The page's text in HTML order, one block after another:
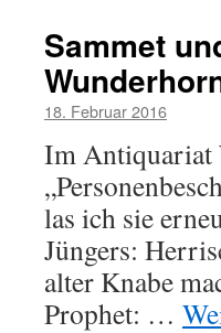
Sammet
18. Februar 2016
Im Antiquariat
las ich sie
Jüngers:
alter Knabe
Prophet: …